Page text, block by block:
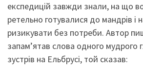
експедицій завжди знали, на що
ретельно готувалися до мандрів і
ризикувати без потреби. Автор
запам’ятав слова одного мудрого
зустрів на Ельбрусі, той сказав: